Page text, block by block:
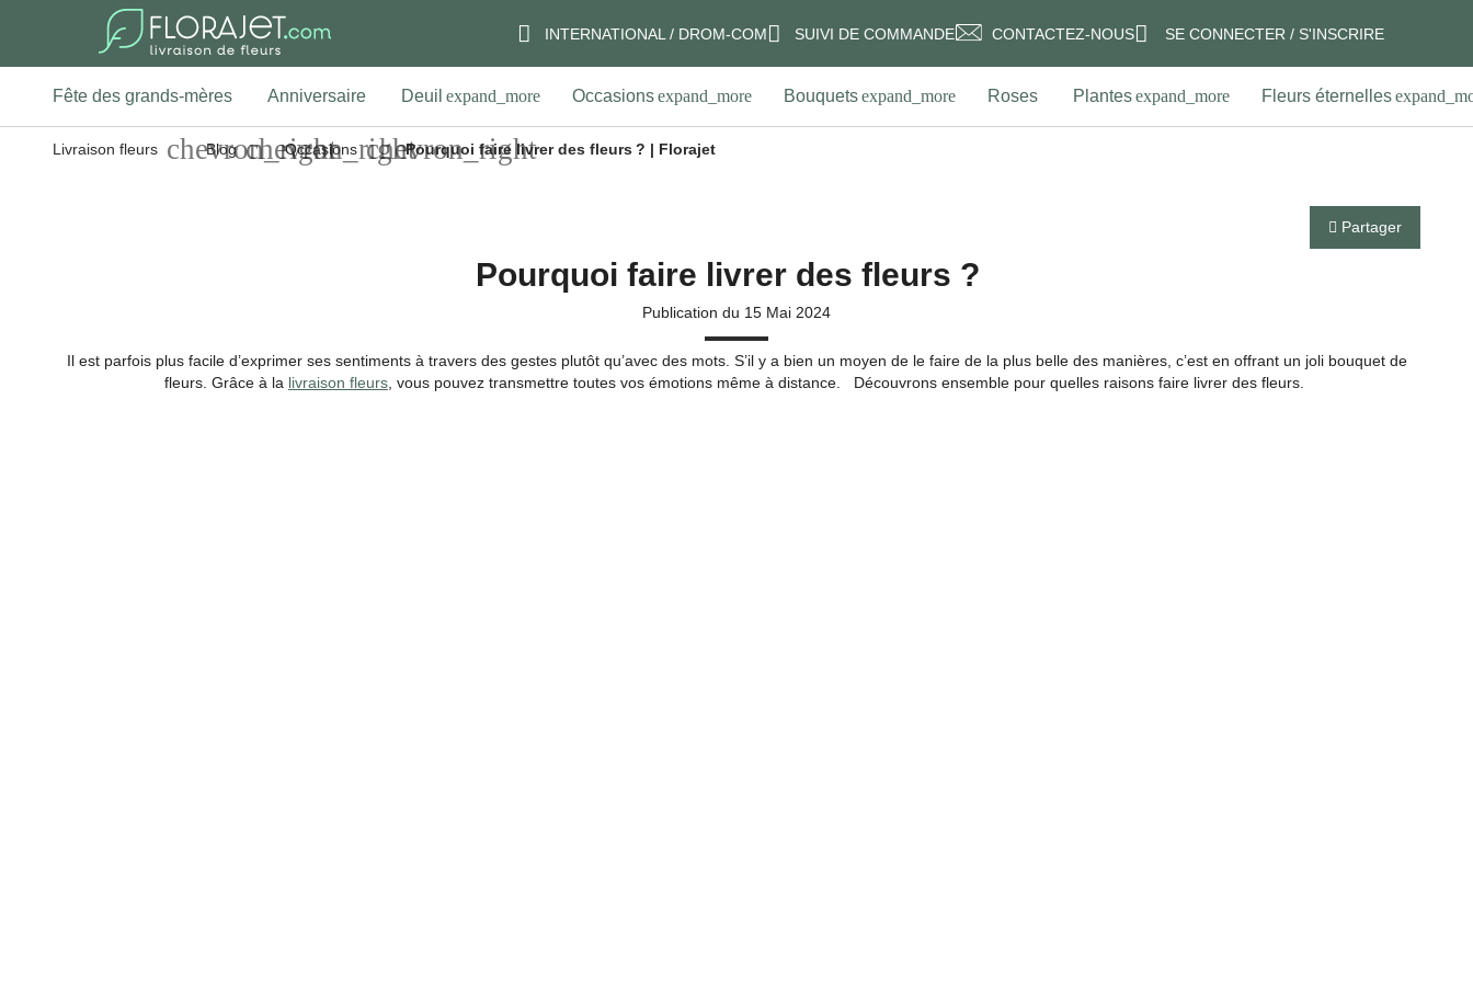
INTERNATIONAL / DROM-COM SUIVI DE COMMANDE CONTACTEZ-NOUS SE CONNECTER / S'INSCRIRE
Fête des grands-mères Anniversaire Deuil Occasions Bouquets Roses Plantes Fleurs éternelles
Livraison fleurs Blog Occasions Pourquoi faire livrer des fleurs ? | Florajet
Partager
Pourquoi faire livrer des fleurs ?
Publication du 15 Mai 2024
Il est parfois plus facile d’exprimer ses sentiments à travers des gestes plutôt qu’avec des mots. S’il y a bien un moyen de le faire de la plus belle des manières, c’est en offrant un joli bouquet de
fleurs. Grâce à la livraison fleurs , vous pouvez transmettre toutes vos émotions même à distance. Découvrons ensemble pour quelles raisons faire livrer des fleurs.